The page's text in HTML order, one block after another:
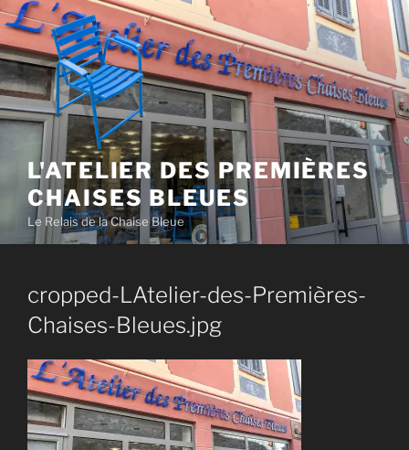
Aller
au
contenu
principal
L'ATELIER DES PREMIÈRES
CHAISES BLEUES
Le Relais de la Chaise Bleue
cropped-LAtelier-des-Premières-
Chaises-Bleues.jpg